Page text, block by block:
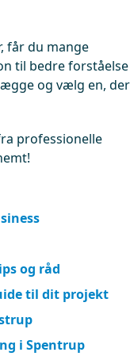
får du mange
til bedre forståelse
og vælg en, der
professionelle
og råd
til dit projekt
i Spentrup